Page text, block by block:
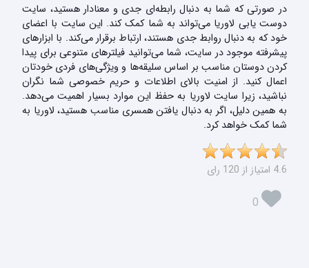
در صورتی که شما به دنبال رابطه‌ای جدی و معنادار هستید، سایت
دوست یابی لاوریا می‌تواند به شما کمک کند. این سایت با اعضای
خود که به دنبال روابط جدی هستند، ارتباط برقرار می‌کند. با ابزارهای
پیشرفته موجود در سایت، شما می‌توانید فیلترهای متنوعی برای پیدا
کردن دوستان مناسب بر اساس سلیقه‌ها و ویژگی‌های فردی خودتان
اعمال کنید. از امنیت بالای اطلاعات و حریم خصوصی شما نگران
نباشید، زیرا سایت لاوریا به حفظ این موارد بسیار اهمیت می‌دهد.
به همین دلیل، اگر به دنبال یافتن همسری مناسب هستید، لاوریا به
شما کمک خواهد کرد.
4.6 امتیاز از 120 رای
0